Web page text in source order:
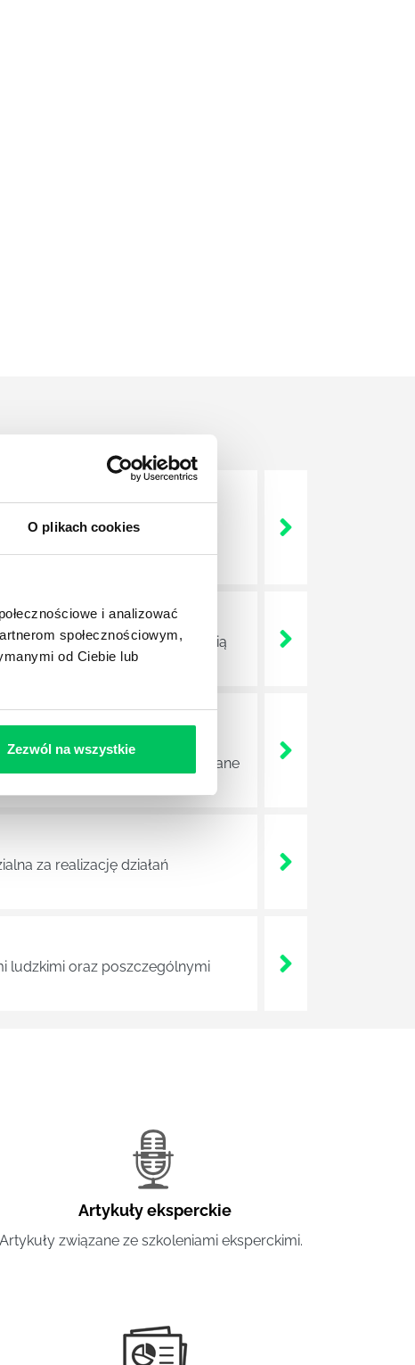
O plikach cookies
i analizować
społecznościowym,
od Ciebie lub
Zezwól na wszystkie
wszystkich związanych z
a ich praca stanowi
biznesowych. Z pewnością
sprawnie realizować swoich
wszystkie czynności wykonywane
za realizację działań
ludzkimi oraz poszczególnymi
Artykuły eksperckie
Artykuły związane ze szkoleniami eksperckimi.